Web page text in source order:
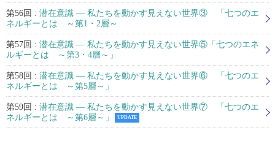
第56回 : 潜在意識 ― 私たちを動かす見えない世界③ 「七つのエ
ネルギーとは ～第1・2層～
第57回 : 潜在意識 ― 私たちを動かす見えない世界⑤「七つのエネ
ルギーとは ～第3・4層～」
第58回 : 潜在意識 ― 私たちを動かす見えない世界⑥ 「七つのエ
ネルギーとは ～第5層～」
第59回 : 潜在意識 ― 私たちを動かす見えない世界⑦ 「七つのエ
ネルギーとは ～第6層～」
UPDATE